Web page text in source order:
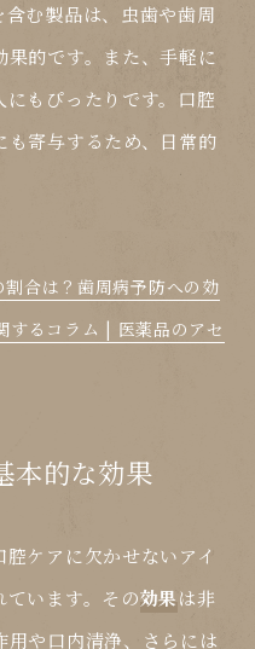
む製品は、虫歯や歯周
的です。また、手軽に
もぴったりです。口腔
も寄与するため、日常的
合は？歯周病予防への効
するコラム | 医薬品のアセ
本的な効果
ケアに欠かせないアイ
ています。その効果は非
や口内清浄、さらには